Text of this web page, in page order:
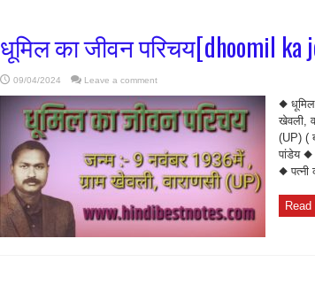
धूमिल का जीवन परिचय[dhoomil ka
09/04/2024 Leave a comment
◆
खेवली,
(UP) (
पांडेय ◆
◆ पत्नी